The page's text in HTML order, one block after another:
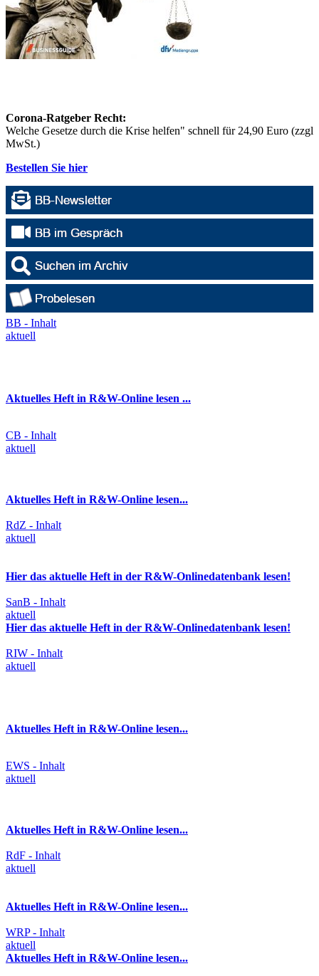
Corona-Ratgeber Recht:
Welche Gesetze durch die Krise helfen" schnell für 24,90 Euro (zzgl
MwSt.)
Bestellen Sie hier
BB - Inhalt
aktuell
Aktuelles Heft in R&W-Online lesen ...
CB - Inhalt
aktuell
Aktuelles Heft in R&W-Online lesen...
RdZ - Inhalt
aktuell
Hier das aktuelle Heft in der R&W-Onlinedatenbank lesen!
SanB - Inhalt
aktuell
Hier das aktuelle Heft in der R&W-Onlinedatenbank lesen!
RIW - Inhalt
aktuell
Aktuelles Heft in R&W-Online lesen...
EWS - Inhalt
aktuell
Aktuelles Heft in R&W-Online lesen...
RdF - Inhalt
aktuell
Aktuelles Heft in R&W-Online lesen...
WRP - Inhalt
aktuell
Aktuelles Heft in R&W-Online lesen...